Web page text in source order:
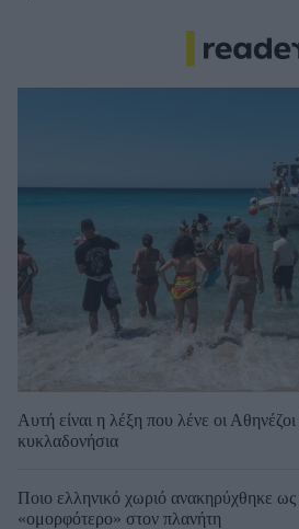
Αυτή είναι η λέξη που λένε οι
κυκλαδονήσια
Ποιο ελληνικό χωριό ανακηρύχθηκε ως
«ομορφότερο» στον πλανήτη